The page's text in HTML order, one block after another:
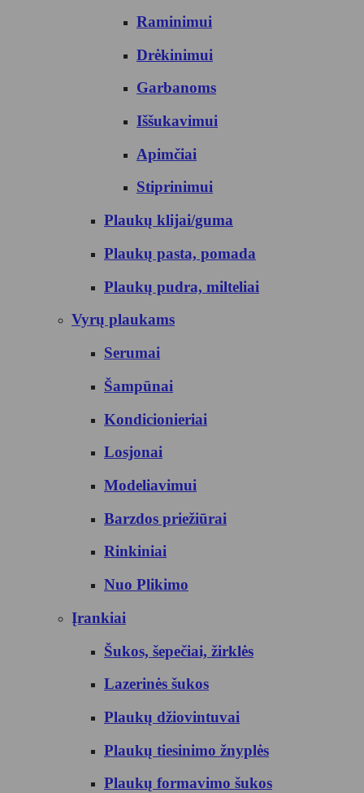
Raminimui
Drėkinimui
Garbanoms
Iššukavimui
Apimčiai
Stiprinimui
Plaukų klijai/guma
Plaukų pasta, pomada
Plaukų pudra, milteliai
Vyrų plaukams
Serumai
Šampūnai
Kondicionieriai
Losjonai
Modeliavimui
Barzdos priežiūrai
Rinkiniai
Nuo Plikimo
Įrankiai
Šukos, šepečiai, žirklės
Lazerinės šukos
Plaukų džiovintuvai
Plaukų tiesinimo žnyplės
Plaukų formavimo šukos